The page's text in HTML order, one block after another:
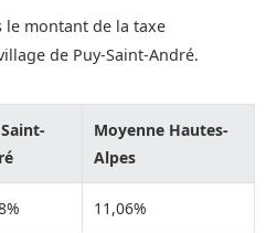
le montant de la taxe
de Puy-Saint-André.
Moyenne Hautes-
Alpes
11,06%